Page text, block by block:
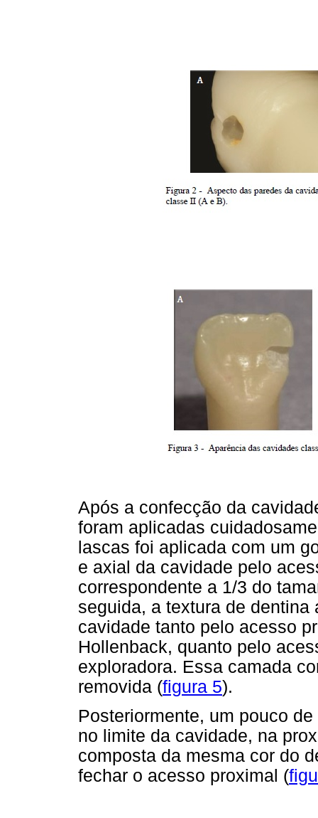
Após a confecção da
foram aplicadas
lascas foi aplicada com um
e axial da cavidade pelo
correspondente a 1/3 do
seguida, a textura de
cavidade tanto pelo acesso
Hollenback, quanto pelo
exploradora. Essa camada
removida (figura 5).
Posteriormente, um pouco
no limite da cavidade, na
composta da mesma cor do
fechar o acesso proximal (